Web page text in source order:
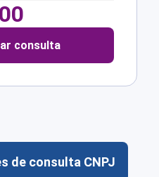
consulta
de consulta CNPJ